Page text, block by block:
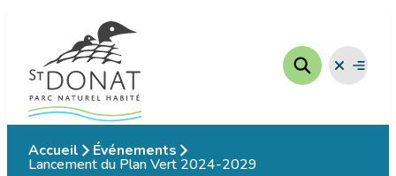
contenu
Fermer
le
Ouvrir
le
Accueil Événements
Lancement du Plan Vert 2024-2029